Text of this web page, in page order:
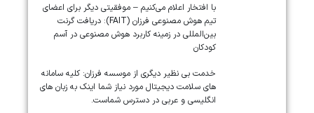
با افتخار اعلام می‌کنیم – موفقیتی دیگر برای اعضای
تیم هوش مصنوعی فرزان (FAIT): دریافت گرنت
بین‌المللی در زمینه کاربرد هوش مصنوعی در آسم
کودکان
خدمت بی نظیر دیگری از موسسه فرزان: کلیه سامانه
های سلامت دیجیتال مورد نیاز شما اینک به زبان های
انگلیسی و عربی در دسترس شماست.